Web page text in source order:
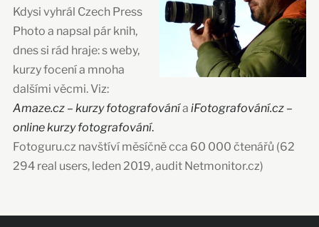
Kdysi vyhrál Czech Press
Photo a napsal pár knih,
dnes si rád hraje: s weby,
kurzy focení a mnoha
dalšími věcmi. Viz:
Amaze.cz – kurzy fotografovánía iFotografování.cz –
online kurzy fotografování.
Fotoguru.cz navštíví měsíčně cca 60 000 čtenářů (62
294 real users, leden 2019, audit Netmonitor.cz)